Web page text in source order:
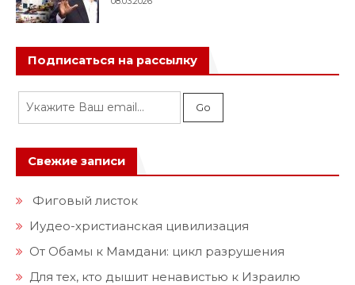
Подписаться на рассылку
Свежие записи
Фиговый листок
Иудео-христианская цивилизация
От Обамы к Мамдани: цикл разрушения
Для тех, кто дышит ненавистью к Израилю